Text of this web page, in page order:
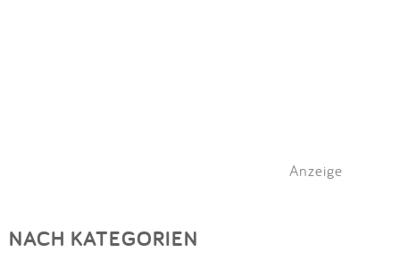
Anzeige
NACH KATEGORIEN